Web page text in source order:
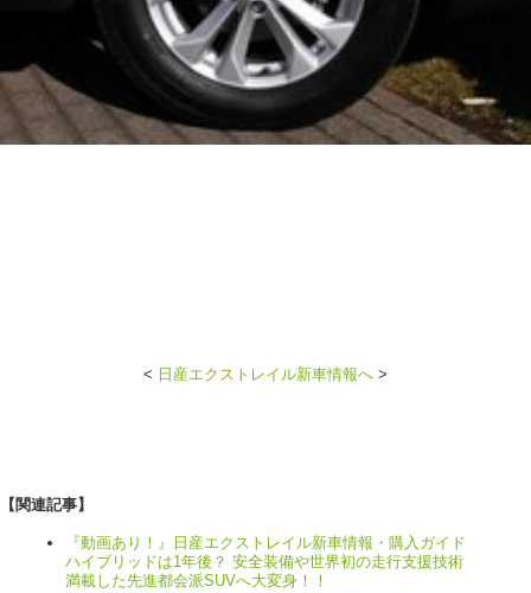
< 日産エクストレイル新車情報へ >
【関連記事】
『動画あり！』日産エクストレイル新車情報・購入ガイド
ハイブリッドは1年後？ 安全装備や世界初の走行支援技術
満載した先進都会派SUVへ大変身！！